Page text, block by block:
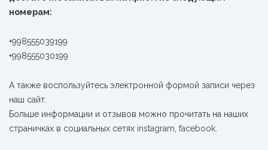
номерам:
+998555039199
+998555030199
А также воспользуйтесь электронной формой записи через
наш сайт.
Больше информации и отзывов можно прочитать на наших
страничках в социальных сетях instagram facebook